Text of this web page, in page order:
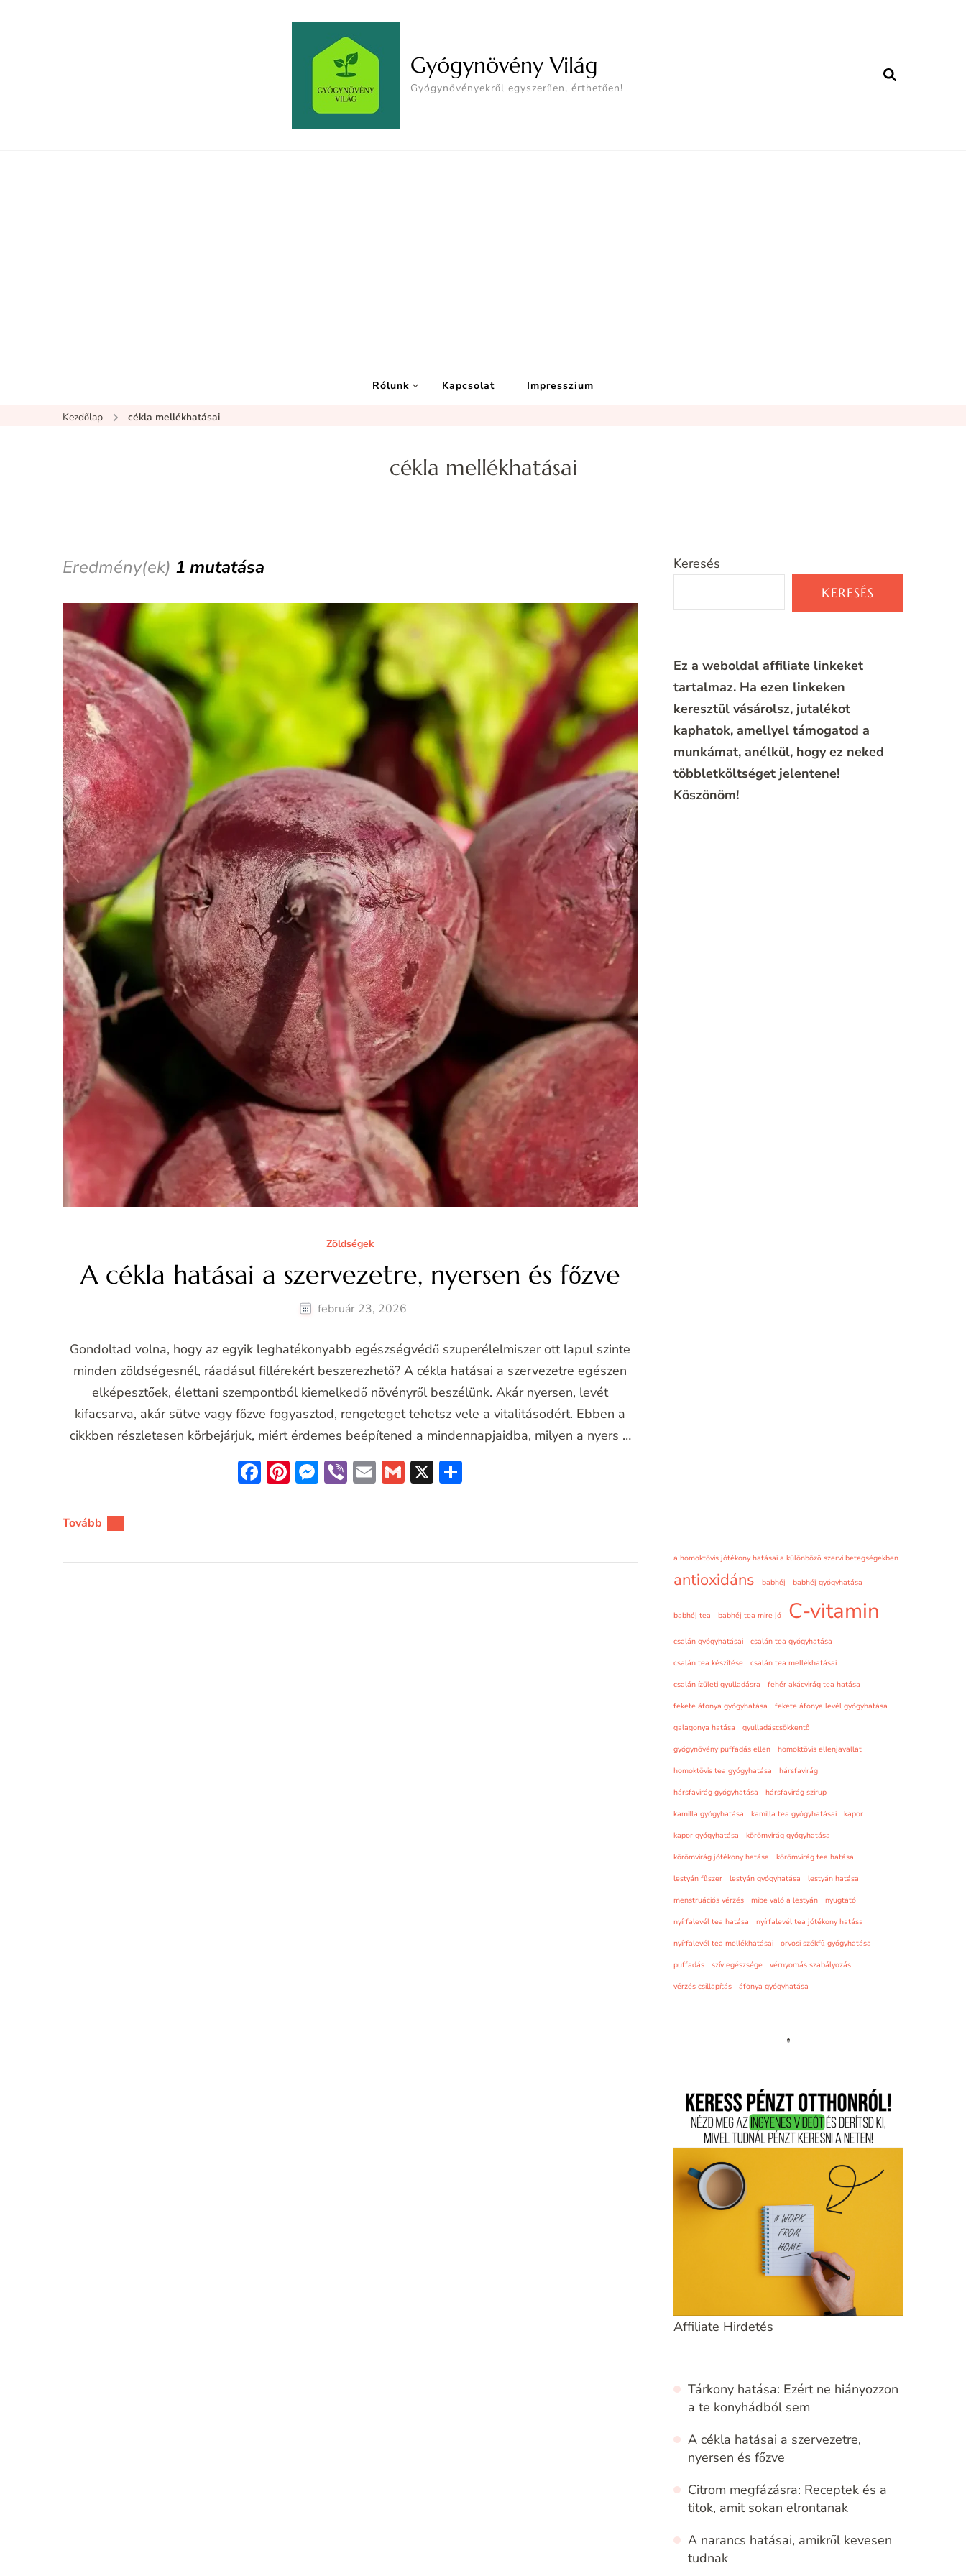
Gyógynövény Világ
Gyógynövényekről egyszerűen, érthetően!
Rólunk Kapcsolat Impresszium
Kezdőlap cékla mellékhatásai
cékla mellékhatásai
Eredmény(ek) 1 mutatása
Zöldségek
A cékla hatásai a szervezetre, nyersen és főzve
február 23, 2026
Gondoltad volna, hogy az egyik leghatékonyabb egészségvédő szuperélelmiszer ott lapul szinte
minden zöldségesnél, ráadásul fillérekért beszerezhető? A cékla hatásai a szervezetre egészen
elképesztőek, élettani szempontból kiemelkedő növényről beszélünk. Akár nyersen, levét
kifacsarva, akár sütve vagy főzve fogyasztod, rengeteget tehetsz vele a vitalitásodért. Ebben a
cikkben részletesen körbejárjuk, miért érdemes beépítened a mindennapjaidba, milyen a nyers …
Facebook
Pinterest
Messenger
ViberEmailGmail
X
Tovább
Keresés
KERESÉS
Ez a weboldal affiliate linkeket
tartalmaz. Ha ezen linkeken
keresztül vásárolsz, jutalékot
kaphatok, amellyel támogatod a
munkámat, anélkül, hogy ez neked
többletköltséget jelentene!
Köszönöm!
a homoktövis jótékony hatásai a különböző szervi betegségekben
antioxidáns babhéj babhéj gyógyhatása
babhéj tea babhéj tea mire jó C-vitamin
csalán gyógyhatásai
csalán tea gyógyhatása
csalán tea készítése
csalán tea mellékhatásai
csalán ízületi gyulladásra
fehér akácvirág tea hatása
fekete áfonya gyógyhatása
fekete áfonya levél gyógyhatása
galagonya hatása
gyulladáscsökkentő
gyógynövény puffadás ellen
homoktövis ellenjavallat
homoktövis tea gyógyhatása
hársfavirág
hársfavirág gyógyhatása
hársfavirág szirup
kamilla gyógyhatása
kamilla tea gyógyhatásai
kapor
kapor gyógyhatása
körömvirág gyógyhatása
körömvirág jótékony hatása
körömvirág tea hatása
lestyán fűszer
lestyán gyógyhatása
lestyán hatása
menstruációs vérzés
mibe való a lestyán
nyugtató
nyírfalevél tea hatása
nyírfalevél tea jótékony hatása
nyírfalevél tea mellékhatásai
orvosi székfű gyógyhatása
puffadás
szív egészsége
vérnyomás szabályozás
vérzés csillapítás
áfonya gyógyhatása
Affiliate Hirdetés
Tárkony hatása: Ezért ne hiányozzon
a te konyhádból sem
A cékla hatásai a szervezetre,
nyersen és főzve
Citrom megfázásra: Receptek és a
titok, amit sokan elrontanak
A narancs hatásai, amikről kevesen
tudnak